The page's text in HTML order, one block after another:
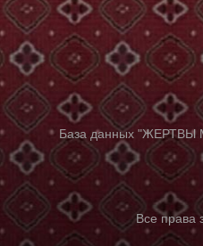
База данных "ЖЕРТВЫ
Все права